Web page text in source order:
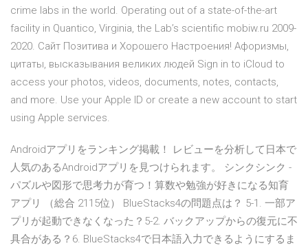
crime labs in the world. Operating out of a state-of-the-art
facility in Quantico, Virginia, the Lab’s scientific mobiw.ru 2009-
2020. Сайт Позитива и Хорошего Настроения! Афоризмы,
цитаты, высказывания великих людей Sign in to iCloud to
access your photos, videos, documents, notes, contacts,
and more. Use your Apple ID or create a new account to start
using Apple services.
Androidアプリをランキング掲載！ レビューを分析して日本で
人気のあるAndroidアプリを見つけられます。 シンクシンク -
パズルや図形で思考力が育つ！算数や勉強が好きになる知育
アプリ （総合 2115位） BlueStacks4の問題点は？ 5-1. 一部ア
プリが起動できなくなった？5-2. バックアップからの復元に不
具合がある？6. BlueStacks4で日本語入力できるようにするま